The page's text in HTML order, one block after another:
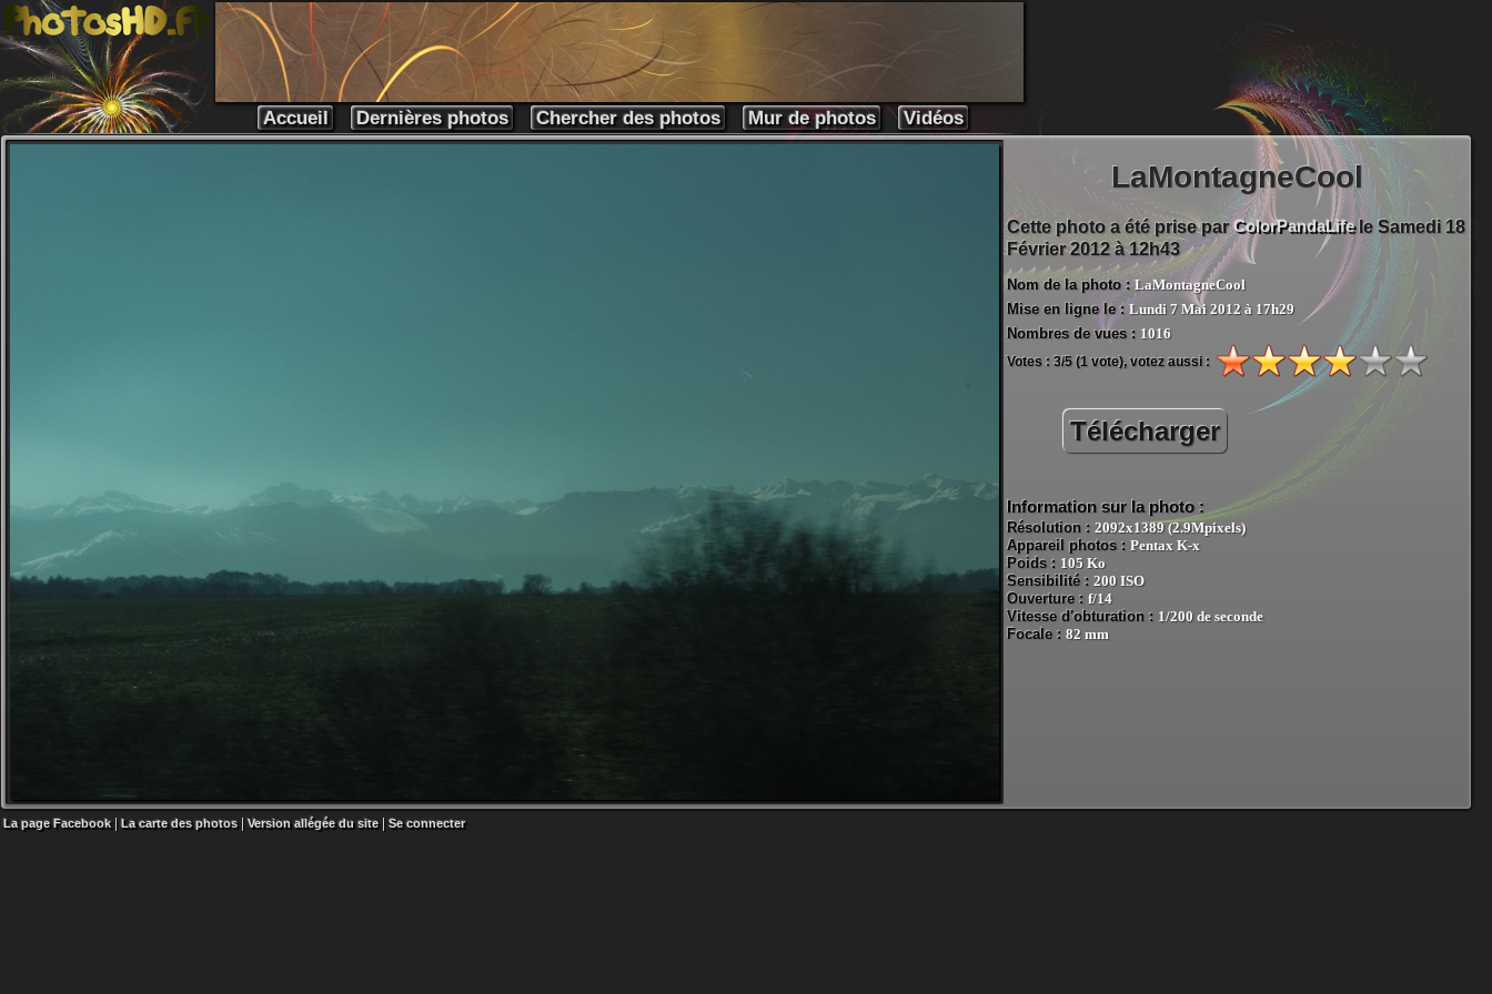
Accueil Dernières photos Chercher des photos Mur de photos Vidéos
LaMontagneCool
Cette photo a été prise parColorPandaLifele Samedi 18
Février 2012 à 12h43
Nom de la photo : LaMontagneCool
Mise en ligne le : Lundi 7 Mai 2012 à 17h29
Nombres de vues : 1016
Votes : 3/5 (1 vote), votez aussi :
Télécharger
Information sur la photo :
Résolution : 2092x1389 (2.9Mpixels)
Appareil photos : Pentax K-x
Poids : 105 Ko
Sensibilité : 200 ISO
Ouverture : f/14
Vitesse d'obturation : 1/200 de seconde
Focale : 82 mm
La page Facebook| La carte des photos|Version allégée du site| Se connecter